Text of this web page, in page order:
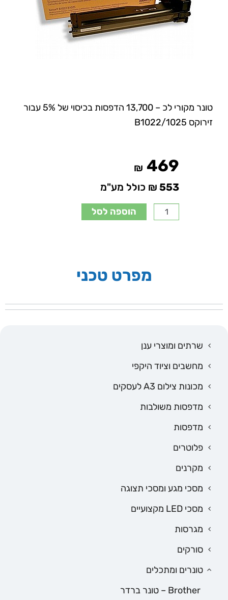
שרתים ומוצרי ענן
מחשבים וציוד היקפי
מכונות צילום A3 לעסקים
מדפסות משולבות
מדפסות
פלוטרים
מקרנים
מסכי מגע ומסכי תצוגה
מסכי LED מקצועיים
מגרסות
סורקים
טונרים ומתכלים
Brother – טונר ברדר
טונר מקורי לכ – 13,700 הדפסות בכיסוי של 5% עבור
זירוקס B1022/1025
469
₪
553 ₪ כולל מע"מ
הוספה לסל
מפרט טכני